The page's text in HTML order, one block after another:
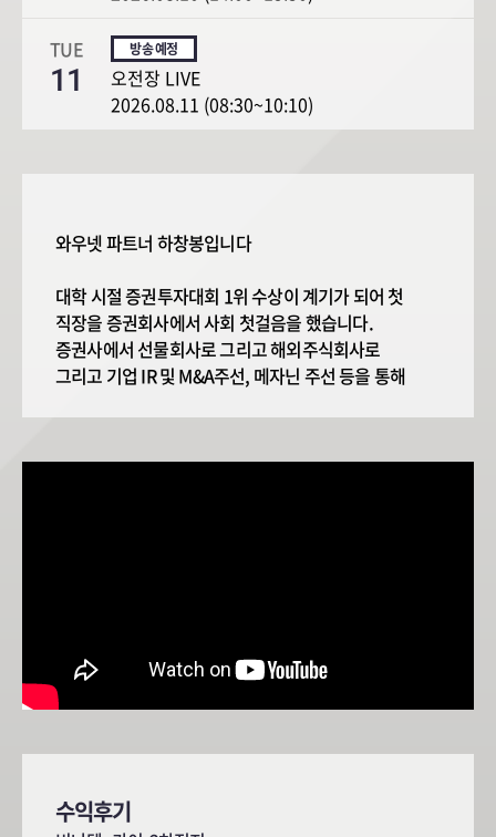
TUE
11
오전장 LIVE
2026.08.11 (08:30~10:10)
와우넷 파트너 하창봉입니다
대학 시절 증권투자대회 1위 수상이 계기가 되어 첫
직장을 증권회사에서 사회 첫걸음을 했습니다.
증권사에서 선물회사로 그리고 해외주식회사로
그리고 기업 IR 및 M&A주선, 메자닌 주선 등을 통해
수익후기